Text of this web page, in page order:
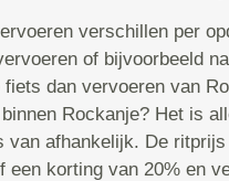
verschillen per
of bijvoorbeeld
dan vervoeren van
Rockanje? Het is
van afhankelijk. De
een korting van 20% en